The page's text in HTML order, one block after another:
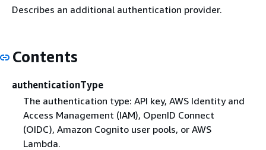
Describes an additional authentication provider.
Contents
authenticationType
The authentication type: API key, AWS Identity and
Access Management (IAM), OpenID Connect
(OIDC), Amazon Cognito user pools, or AWS
Lambda.